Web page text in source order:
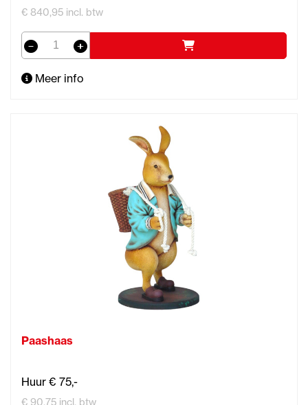
€ 840,95 incl. btw
Meer info
Paashaas
Huur € 75,-
€ 90,75 incl. btw